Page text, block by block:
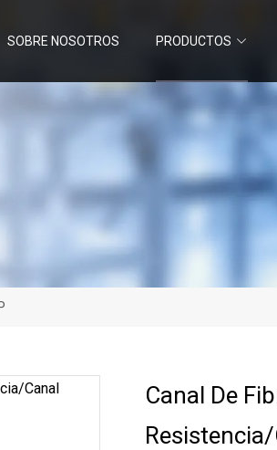
SOBRE NOSOTROS PRODUCTOS
Canal De